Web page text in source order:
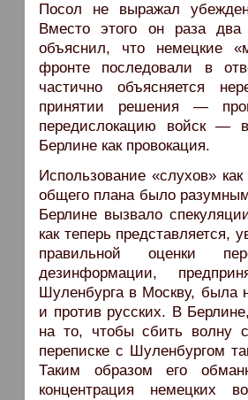
Посол не выражал
Вместо этого он раза
объяснил, что немецкие
фронте последовали в
частично объясняется
принятии решения —
передислокацию войск —
Берлине как провокация.
Использование «слухов»
общего плана было
Берлине вызвало
как теперь представляется,
правильной оценки
дезинформации,
Шуленбурга в Москву, была
и против русских. В
на то, чтобы сбить волну
переписке с Шуленбургом
Таким образом его
концентрация немецких